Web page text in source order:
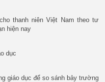
thanh niên Việt Nam theo tư
hiện nay
dục
giáo dục để so sánh bảy trường